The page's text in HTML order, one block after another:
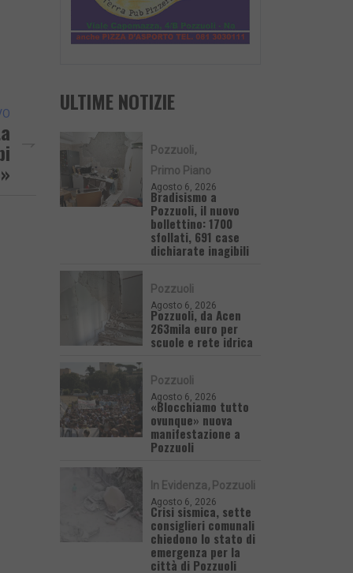
ULTIME NOTIZIE
Pozzuoli
Primo Piano
Agosto 6, 2026
Bradisismo a
Pozzuoli, il nuovo
bollettino: 1700
sfollati, 691 case
dichiarate inagibili
Pozzuoli
Agosto 6, 2026
Pozzuoli, da Acen
263mila euro per
scuole e rete idrica
Pozzuoli
Agosto 6, 2026
«Blocchiamo tutto
ovunque» nuova
manifestazione a
Pozzuoli
In Evidenza Pozzuoli
Agosto 6, 2026
Crisi sismica, sette
consiglieri comunali
chiedono lo stato di
emergenza per la
città di Pozzuoli